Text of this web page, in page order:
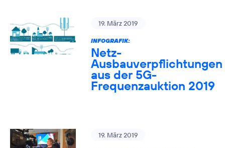
19. März 2019
INFOGRAFIK:
Netz-
Ausbauverpflichtungen
aus der 5G-
Frequenzauktion 2019
19. März 2019